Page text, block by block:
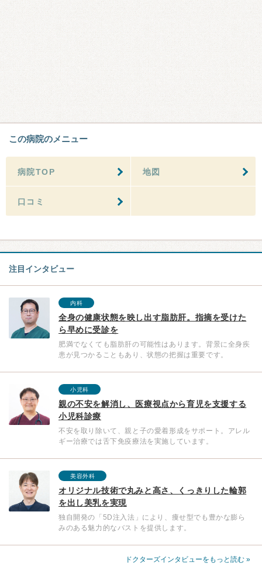
この病院のメニュー
病院TOP 地図
口コミ
注目インタビュー
内科
全身の健康状態を映し出す脂肪肝。指摘を受けた
ら早めに受診を
肥満でなくても脂肪肝の可能性はあります。背景に全身疾
患が見つかることもあり、状態の把握は重要です。
小児科
親の不安を解消し、医療視点から育児を支援する
小児科診療
不安を取り除いて、親と子の愛着形成をサポート。アレル
ギー治療では舌下免疫療法を実施しています。
美容外科
オリジナル技術で丸みと高さ、くっきりした輪郭
を出し美乳を実現
独自開発の「5D注⼊法」により、痩せ型でも豊かな膨ら
みのある魅力的なバストを提供します。
ドクターズインタビューをもっと読む »